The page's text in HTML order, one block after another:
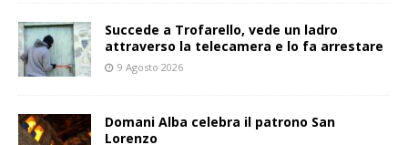
Succede a Trofarello, vede un ladro
attraverso la telecamera e lo fa arrestare
9 Agosto 2026
Domani Alba celebra il patrono San
Lorenzo